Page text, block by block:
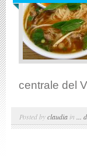
centrale del
Posted byclaudia in ...